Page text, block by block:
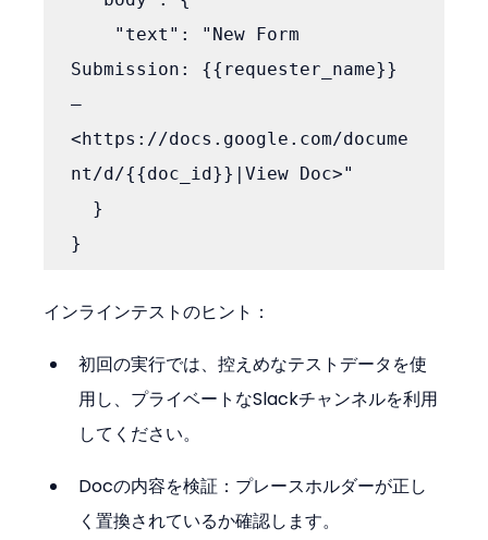
Submission: {{requester_name}}
—
<https://docs.google.com/docume
nt/d/{{doc_id}}|View Doc>"
インラインテストのヒント：
初回の実行では、控えめなテストデータを使
用し、プライベートなSlackチャンネルを利用
してください。
Docの内容を検証：プレースホルダーが正し
く置換されているか確認します。